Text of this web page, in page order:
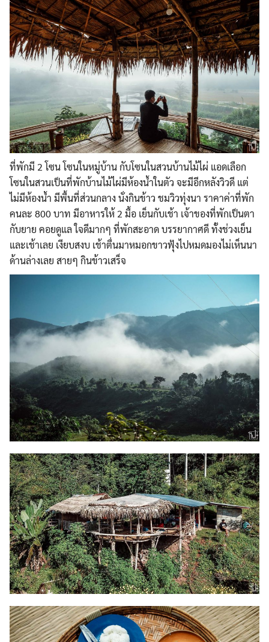
ที่พักมี 2 โซน โซนในหมู่บ้าน กับโซนในสวนบ้านไม้ไผ่ แอดเลือก
โซนในสวนเป็นที่พักบ้านไม้ไผ่มีห้องน้ำในตัว จะมีอีกหลังวิวดี แต่
ไม่มีห้องน้ำ มีพื้นที่ส่วนกลาง นั่งกินข้าว ชมวิวทุ่งนา ราคาค่าที่พัก
คนละ 800 บาท มีอาหารให้ 2 มื้อ เย็นกับเช้า เจ้าของที่พักเป็นตา
กับยาย คอยดูแล ใจดีมากๆ ที่พักสะอาด บรรยากาศดี ทั้งช่วงเย็น
และเช้าเลย เงียบสงบ เช้าตื่นมาหมอกขาวฟุ้งไปหมดมองไม่เห็นนา
ด้านล่างเลย สายๆ กินข้าวเสร็จ